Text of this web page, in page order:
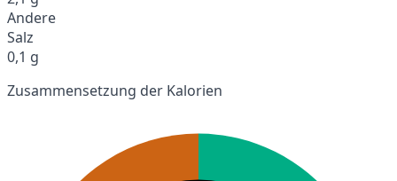
Andere
Salz
0,1 g
Zusammensetzung der Kalorien